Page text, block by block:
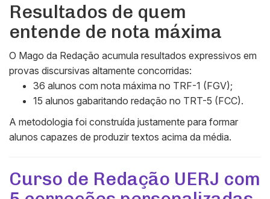
Resultados de quem
entende de nota máxima
O Mago da Redação acumula resultados expressivos em
provas discursivas altamente concorridas:
36 alunos com nota máxima no TRF-1 (FGV);
15 alunos gabaritando redação no TRT-5 (FCC).
A metodologia foi construída justamente para formar
alunos capazes de produzir textos acima da média.
Curso de Redação UERJ com